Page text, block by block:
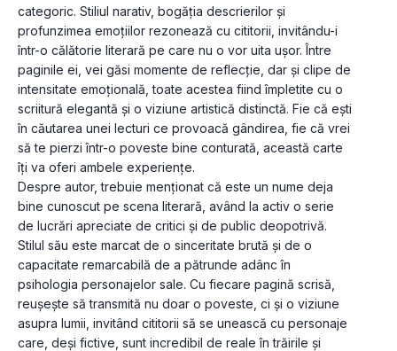
categoric. Stiliul narativ, bogăția descrierilor și
profunzimea emoțiilor rezonează cu cititorii, invitându-i
într-o călătorie literară pe care nu o vor uita ușor. Între
paginile ei, vei găsi momente de reflecție, dar și clipe de
intensitate emoțională, toate acestea fiind împletite cu o
scriitură elegantă și o viziune artistică distinctă. Fie că ești
în căutarea unei lecturi ce provoacă gândirea, fie că vrei
să te pierzi într-o poveste bine conturată, această carte
îți va oferi ambele experiențe.
Despre autor, trebuie menționat că este un nume deja
bine cunoscut pe scena literară, având la activ o serie
de lucrări apreciate de critici și de public deopotrivă.
Stilul său este marcat de o sinceritate brută și de o
capacitate remarcabilă de a pătrunde adânc în
psihologia personajelor sale. Cu fiecare pagină scrisă,
reușește să transmită nu doar o poveste, ci și o viziune
asupra lumii, invitând cititorii să se unească cu personaje
care, deși fictive, sunt incredibil de reale în trăirile și